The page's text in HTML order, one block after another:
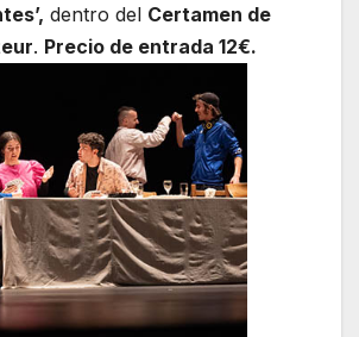
dentro del Certamen de
. Precio de entrada 12€.